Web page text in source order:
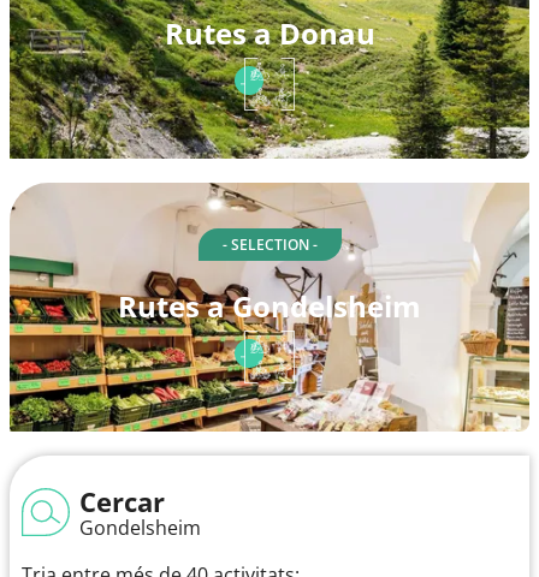
Rutes a Donau
- SELECTION -
Rutes a Gondelsheim
Cercar
Gondelsheim